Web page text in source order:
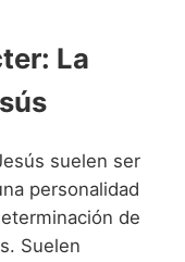
La
suelen ser
personalidad
de
Suelen